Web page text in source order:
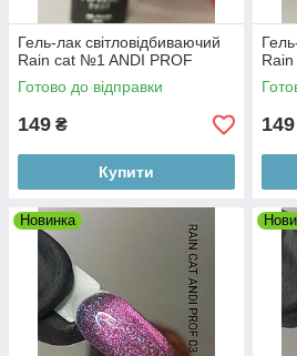
Гель-лак світловідбиваючий
Rain cat №1 ANDI PROF
Готово до відправки
149 ₴
Купити
149
Новинка